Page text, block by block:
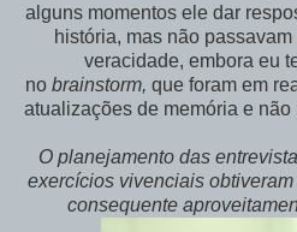
alguns momentos ele dar
história, mas não
veracidade, embora eu
no brainstorm, que foram em
atualizações de memória e
O planejamento das
exercícios vivenciais
consequente